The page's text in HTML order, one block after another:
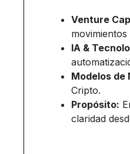
Venture
movimientos
IA &
Modelos de
Cripto.
Propósito:
claridad